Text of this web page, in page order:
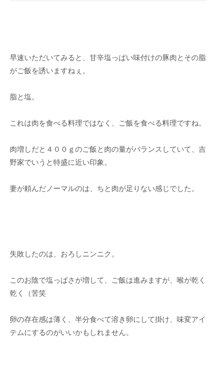
早速いただいてみると、甘辛塩っぱい味付けの豚肉とその脂
がご飯を誘いますねぇ。
脂と塩。
これは肉を食べる料理ではなく、ご飯を食べる料理ですね。
肉増しだと４００ｇのご飯と肉の量がバランスしていて、吉
野家でいうと特盛に近い印象。
妻が頼んだノーマルのは、ちと肉が足りない感じでした。
失敗したのは、おろしニンニク。
このお陰で塩っぱさが増して、ご飯は進みますが、喉が乾く
乾く（苦笑
卵の存在感は薄く、半分食べて溶き卵にして掛け、味変アイ
テムにするのがいいかもしれません。